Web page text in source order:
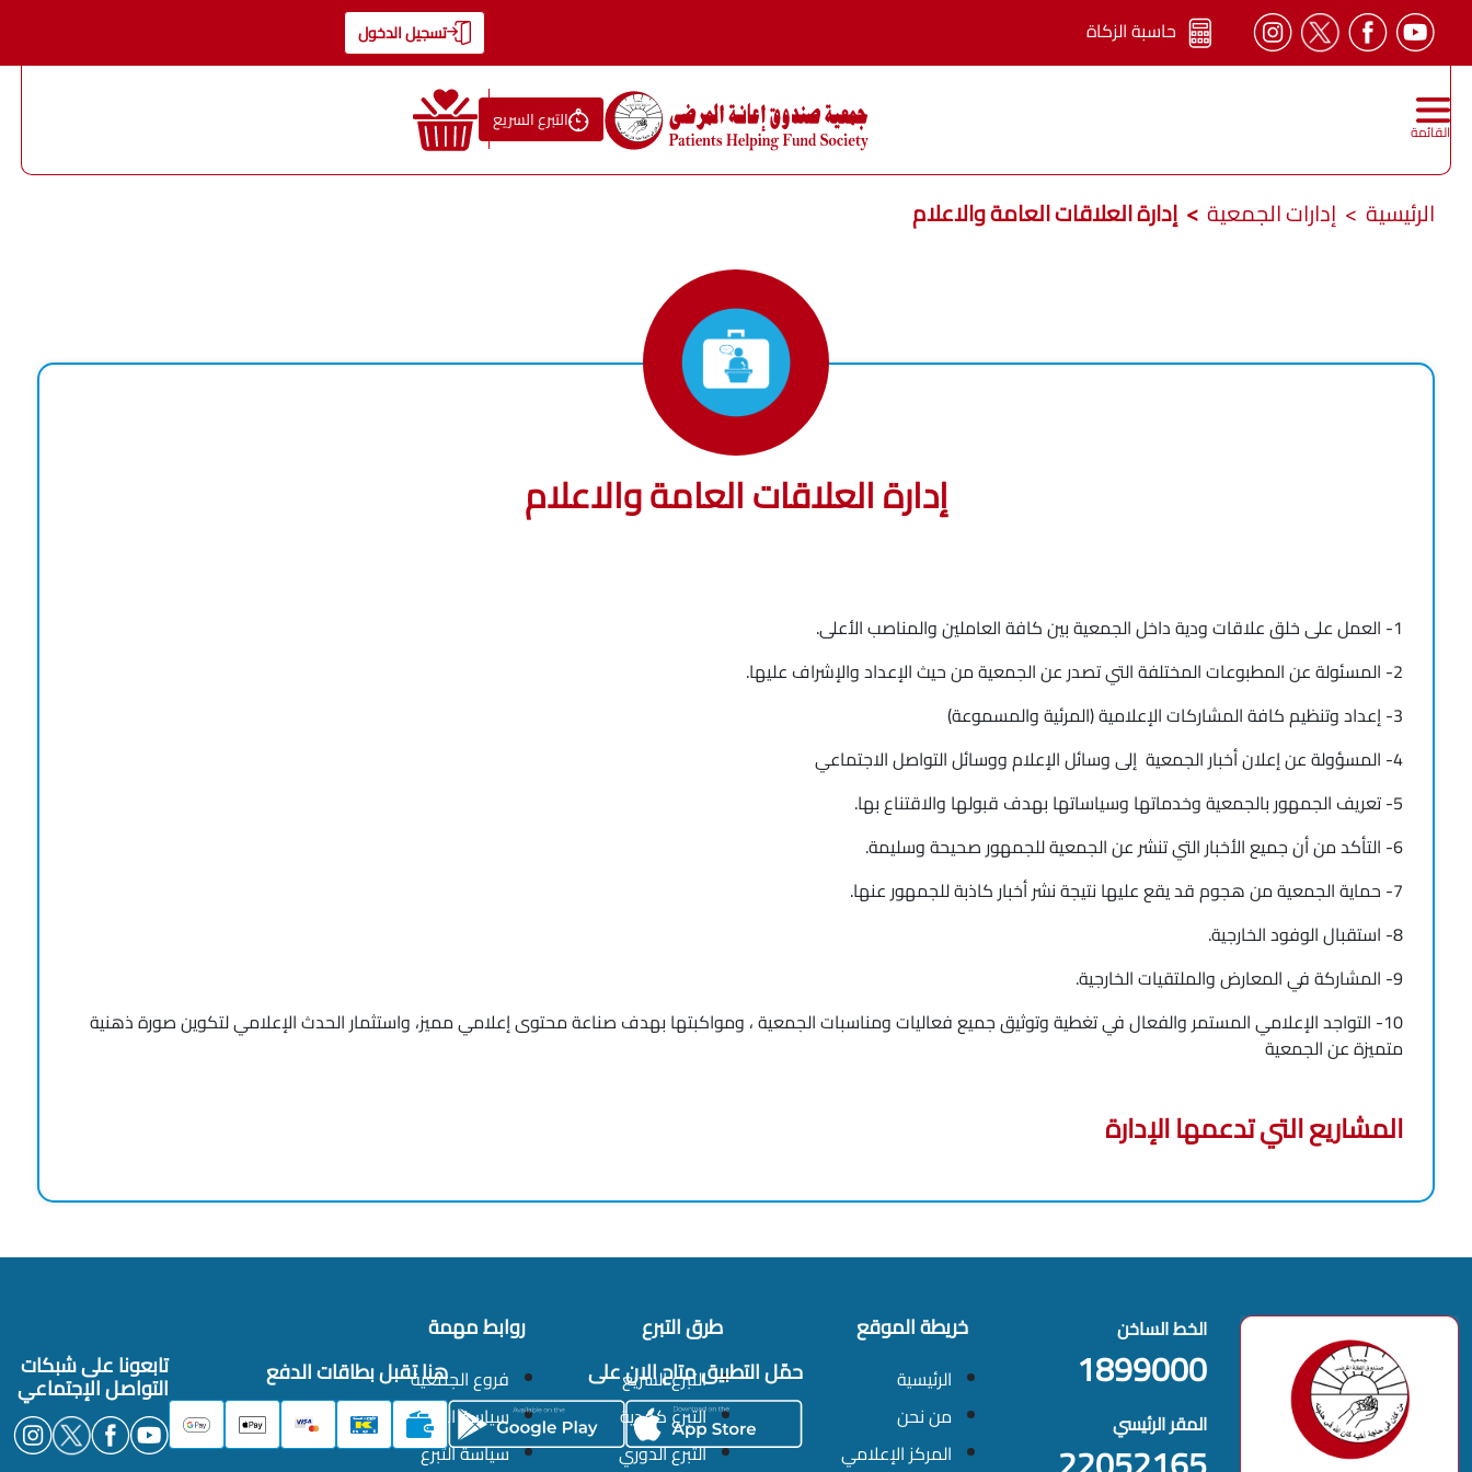
حاسبة الزكاة تسجيل الدخول
القائمة التبرع السريع
الرئيسية إدارات الجمعية إدارة العلاقات العامة والاعلام
إدارة العلاقات العامة والاعلام
1- العمل على خلق علاقات ودية داخل الجمعية بين كافة العاملين والمناصب الأعلى.
2- المسئولة عن المطبوعات المختلفة التي تصدر عن الجمعية من حيث الإعداد والإشراف عليها.
3- إعداد وتنظيم كافة المشاركات الإعلامية (المرئية والمسموعة)
4- المسؤولة عن إعلان أخبار الجمعية إلى وسائل الإعلام ووسائل التواصل الاجتماعي
5- تعريف الجمهور بالجمعية وخدماتها وسياساتها بهدف قبولها والاقتناع بها.
6- التأكد من أن جميع الأخبار التي تنشر عن الجمعية للجمهور صحيحة وسليمة.
7- حماية الجمعية من هجوم قد يقع عليها نتيجة نشر أخبار كاذبة للجمهور عنها.
8- استقبال الوفود الخارجية.
9- المشاركة في المعارض والملتقيات الخارجية.
10- التواجد الإعلامي المستمر والفعال في تغطية وتوثيق جميع فعاليات ومناسبات الجمعية ، ومواكبتها بهدف صناعة محتوى إعلامي مميز، واستثمار الحدث الإعلامي لتكوين صورة ذهنية
متميزة عن الجمعية
المشاريع التي تدعمها الإدارة
الخط الساخن
1899000
المقر الرئيسي
خريطة الموقع
الرئيسية
من نحن
المركز الإعلامي
طرق التبرع
التبرع السريع
التبرع كهدية
التبرع الدوري
روابط مهمة
فروع الجمعية
سياسة الخصوصية
سياسة التبرع
تابعونا على شبكات
التواصل الإجتماعي هنا تقبل بطاقات الدفع حمّل التطبيق متاح الان على